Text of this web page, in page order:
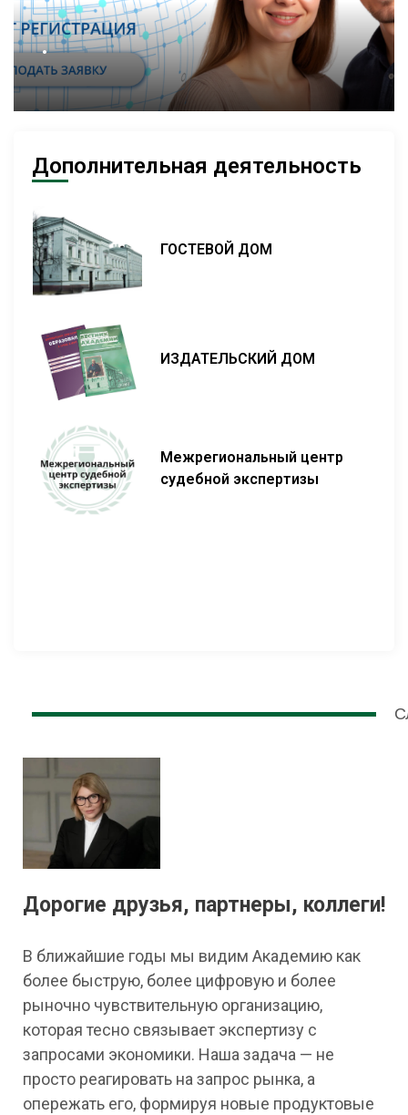
.
Дополнительная деятельность
ГОСТЕВОЙ ДОМ
ИЗДАТЕЛЬСКИЙ ДОМ
Межрегиональный центр
судебной экспертизы
Дорогие друзья, партнеры, коллеги!
В ближайшие годы мы видим Академию как
более быструю, более цифровую и более
рыночно чувствительную организацию,
которая тесно связывает экспертизу с
запросами экономики. Наша задача — не
просто реагировать на запрос рынка, а
опережать его, формируя новые продуктовые